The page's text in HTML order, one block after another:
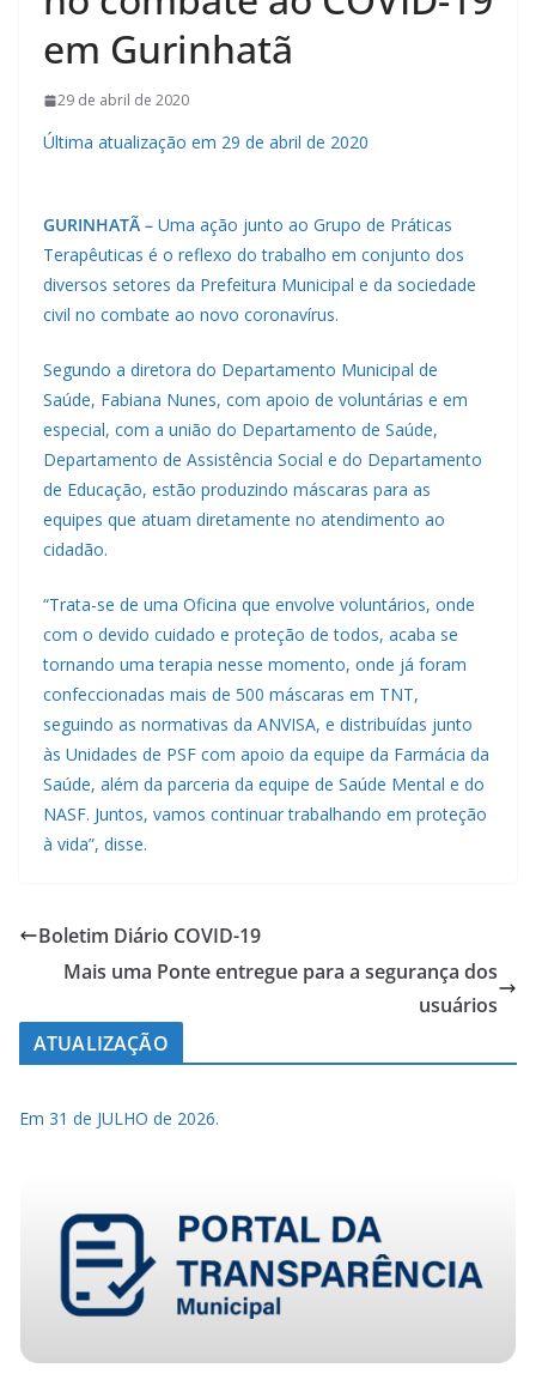
em Gurinhatã
29 de abril de 2020
Última atualização em 29 de abril de 2020
GURINHATÃ – Uma ação junto ao Grupo de Práticas
Terapêuticas é o reflexo do trabalho em conjunto dos
diversos setores da Prefeitura Municipal e da sociedade
civil no combate ao novo coronavírus.
Segundo a diretora do Departamento Municipal de
Saúde, Fabiana Nunes, com apoio de voluntárias e em
especial, com a união do Departamento de Saúde,
Departamento de Assistência Social e do Departamento
de Educação, estão produzindo máscaras para as
equipes que atuam diretamente no atendimento ao
cidadão.
“Trata-se de uma Oficina que envolve voluntários, onde
com o devido cuidado e proteção de todos, acaba se
tornando uma terapia nesse momento, onde já foram
confeccionadas mais de 500 máscaras em TNT,
seguindo as normativas da ANVISA, e distribuídas junto
às Unidades de PSF com apoio da equipe da Farmácia da
Saúde, além da parceria da equipe de Saúde Mental e do
NASF. Juntos, vamos continuar trabalhando em proteção
à vida”, disse.
Boletim Diário COVID-19
Mais uma Ponte entregue para a segurança dos
usuários
ATUALIZAÇÃO
Em 31 de JULHO de 2026.